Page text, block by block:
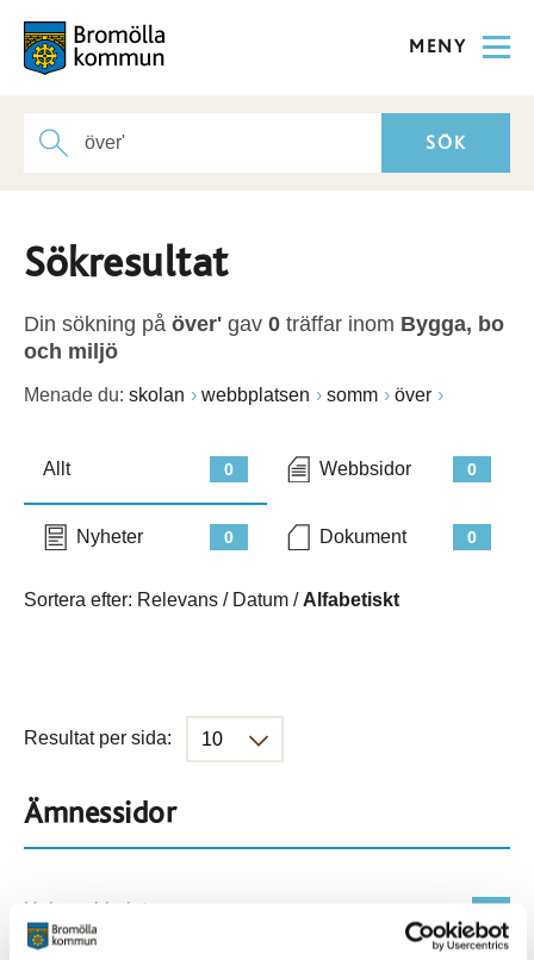
MENY
Sökresultat
Din sökning på över' gav 0 träffar inom Bygga, bo
och miljö
Menade du: skolan webbplatsen somm över
0
Allt 0
Webbsidor
0
Nyheter 0
Dokument
Sortera efter: Relevans / Datum / Alfabetiskt
Resultat per sida:
Ämnessidor
500
Hela webbplatsen